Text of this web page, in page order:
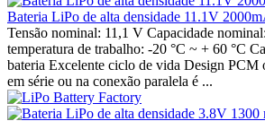
Bateria LiPo de alta densidade 11.1V
Tensão nominal: 11,1 V Capacidade
temperatura de trabalho: -20 °C ~ + 60 °C
bateria Excelente ciclo de vida Design PCM
em série ou na conexão paralela é ...